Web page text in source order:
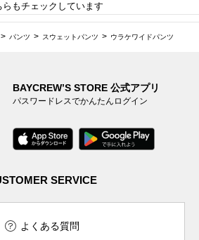
もチェックしています
パンツ スウェットパンツ ウラケワイドパンツ
BAYCREW’S STORE 公式アプリ
パスワードレスでかんたんログイン
SERVICE
よくある質問